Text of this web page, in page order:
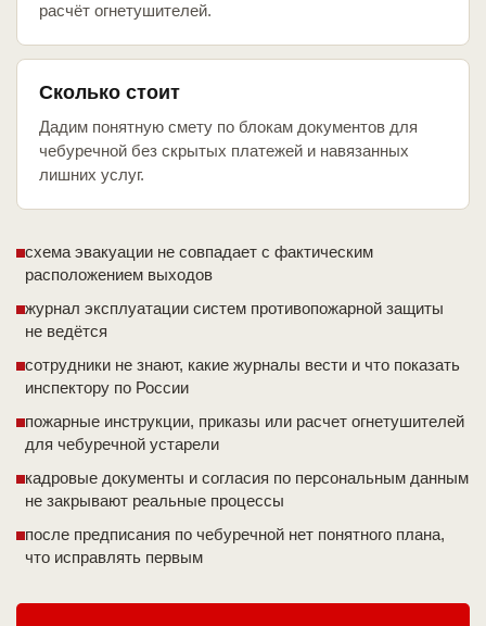
расчёт огнетушителей.
Сколько стоит
Дадим понятную смету по блокам документов для
чебуречной без скрытых платежей и навязанных
лишних услуг.
схема эвакуации не совпадает с фактическим
расположением выходов
журнал эксплуатации систем противопожарной защиты
не ведётся
сотрудники не знают, какие журналы вести и что показать
инспектору по России
пожарные инструкции, приказы или расчет огнетушителей
для чебуречной устарели
кадровые документы и согласия по персональным данным
не закрывают реальные процессы
после предписания по чебуречной нет понятного плана,
что исправлять первым